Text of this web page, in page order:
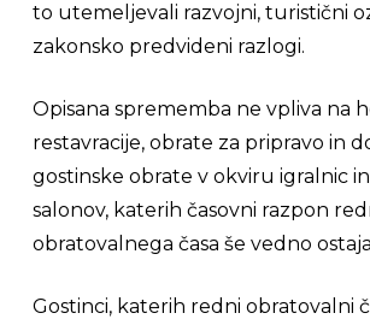
to utemeljevali razvojni, turistični
zakonsko predvideni razlogi.
Opisana sprememba ne vpliva na
restavracije, obrate za pripravo in
gostinske obrate v okviru igralnic
salonov, katerih časovni razpon
obratovalnega časa še vedno
Gostinci, katerih redni obratovalni